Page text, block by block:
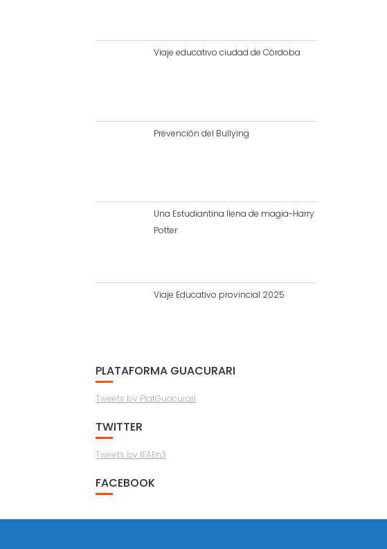
Viaje educativo ciudad de Córdoba
Prevención del Bullying
Una Estudiantina llena de magia-Harry
Potter
Viaje Educativo provincial 2025
PLATAFORMA GUACURARI
Tweets by PlatGuacurari
TWITTER
Tweets by IEAEn3
FACEBOOK